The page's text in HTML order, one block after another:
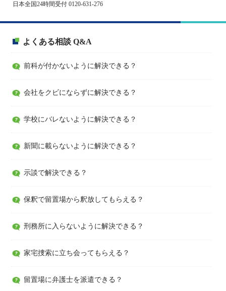
日本全国24時間受付 0120-631-276
よくある相談 Q&A
前科が付かないように解決できる？
会社をクビにならずに解決できる？
学校にバレないように解決できる？
新聞に載らないように解決できる？
示談で解決できる？
保釈で留置場から釈放してもらえる？
刑務所に入らないように解決できる？
家宅捜索に立ち会ってもらえる？
留置場に弁護士を派遣できる？